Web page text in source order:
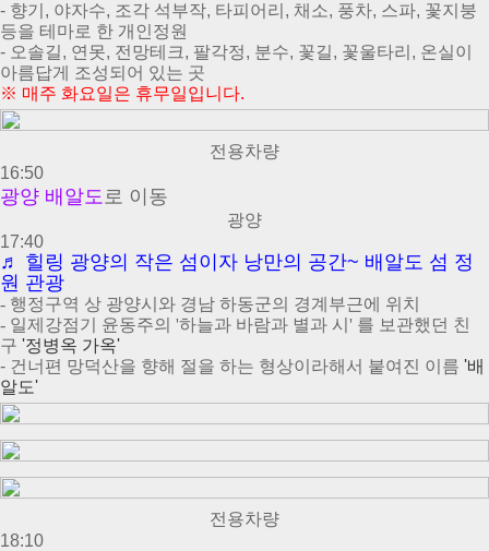
- 향기, 야자수, 조각 석부작, 타피어리, 채소, 풍차, 스파, 꽃지붕
등을 테마로 한 개인정원
- 오솔길, 연못, 전망테크, 팔각정, 분수, 꽃길, 꽃울타리, 온실이
아름답게 조성되어 있는 곳
※ 매주 화요일은 휴무일입니다.
전용차량
16:50
광양 배알도 로 이동
광양
17:40
♬
힐링 광양의 작은 섬이자 낭만의 공간~ 배알도 섬 정
원 관광
- 행정구역 상 광양시와 경남 하동군의 경계부근에 위치
- 일제강점기 윤동주의 '하늘과 바람과 별과 시' 를 보관했던 친
구 '정병옥 가옥'
- 건너편 망덕산을 향해 절을 하는 형상이라해서 붙여진 이름 '배
알도'
전용차량
18:10